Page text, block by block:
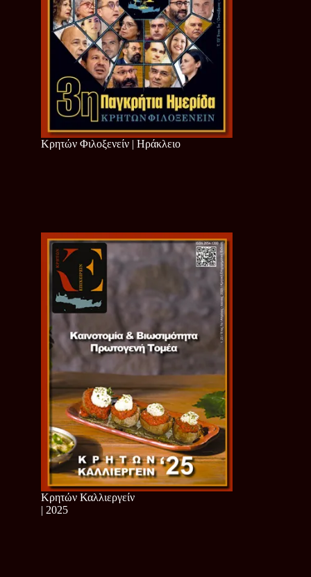
Κρητών Φιλοξενείν | Ηράκλειο
Κρητών Καλλιεργείν
| 2025